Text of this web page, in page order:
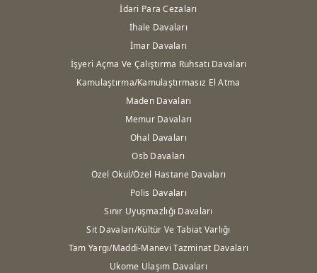
İdari Para Cezaları
İhale Davaları
İmar Davaları
İşyeri Açma Ve Çalıştırma Ruhsatı Davaları
Kamulaştırma/Kamulaştırmasız El Atma
Maden Davaları
Memur Davaları
Ohal Davaları
Osb Davaları
Özel Okul/Özel Hastane Davaları
Polis Davaları
Sınır Uyuşmazlığı Davaları
Sit Davaları/Kültür Ve Tabiat Varlığı
Tam Yargı/Maddi-Manevi Tazminat Davaları
Ukome Ulaşım Davaları